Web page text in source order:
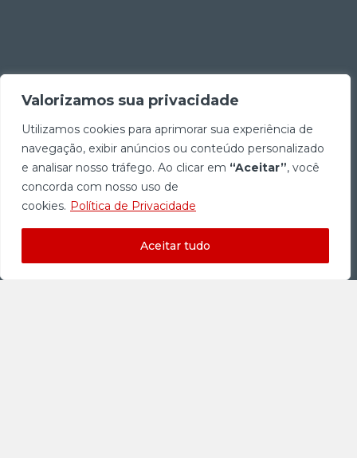
Valorizamos sua privacidade
Utilizamos cookies para aprimorar sua experiência de
navegação, exibir anúncios ou conteúdo personalizado
e analisar nosso tráfego. Ao clicar em “Aceitar”, você
concorda com nosso uso de
cookies. Política de Privacidade
Aceitar tudo